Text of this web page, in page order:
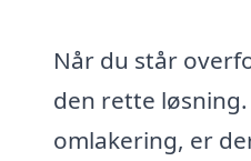
Når du står
den rette
omlakering, er